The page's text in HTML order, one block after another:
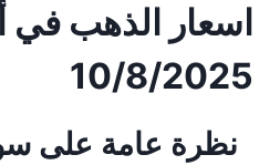
اسعار الذهب في
10/8/2025
نظرة عامة على